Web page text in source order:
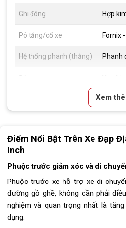
Ghi đông Hợp
Pô tăng/cổ xe Fornix
Hệ thống phanh (thắng) Phanh
Hợp
Hợp
Tay đề
Tay đề
đĩa)
Tăng tốc sau (Gạt líp)
Xem
Điểm Nổi Bật Trên Xe Đạp
Inch
Phuộc trước giảm xóc và di
Phuộc trước xe hỗ trợ xe di
đường gồ ghề, không cần phải
nghiệm và quan trọng nhất là
dụng.